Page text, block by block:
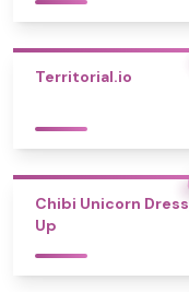
Territorial.io
Chibi Unicorn Dress
Up